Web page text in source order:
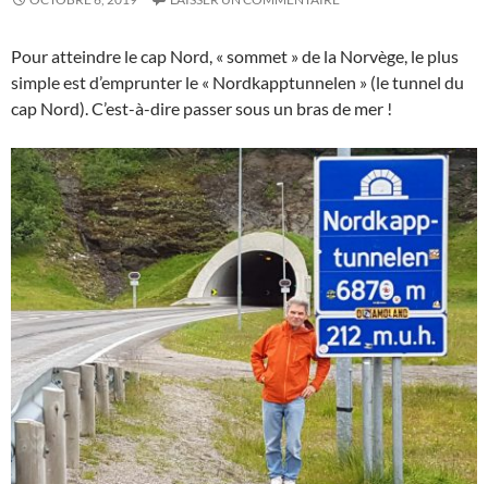
Pour atteindre le cap Nord, « sommet » de la Norvège, le plus
simple est d’emprunter le « Nordkapptunnelen » (le tunnel du
cap Nord). C’est-à-dire passer sous un bras de mer !